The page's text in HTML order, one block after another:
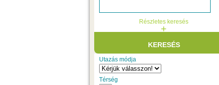
Részletes keresés
+
Utazás módja
Térség